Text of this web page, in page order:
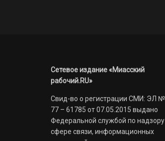
Сетевое издание «Миасский
рабочий.RU»
Свид-во о регистрации СМИ: ЭЛ
77 – 61785 от 07.05.2015 выдано
Федеральной службой по надзору
сфере связи, информационных